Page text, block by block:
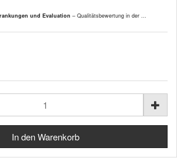
und Evaluation – Qualitätsbewertung in der ...